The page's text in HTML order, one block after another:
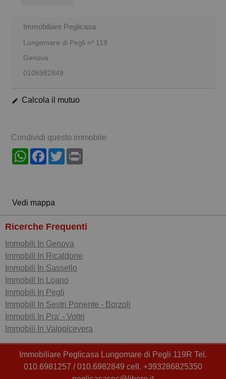
Immobiliare Peglicasa
Lungomare di Pegli nº 119
Genova
0106982849
Calcola il mutuo
Condividi questo immobile
WhatsAppFacebook
Twitter
Vedi mappa
Ricerche Frequenti
Immobili In Genova
Immobili In Ricaldone
Immobili In Sassello
Immobili In Loano
Immobili In Pegli
Immobili In Sestri Ponente - Borzoli
Immobili In Pra' - Voltri
Immobili In Valpolcevera
Immobiliare Peglicasa Lungomare di Pegli 119R Tel.
010.6981257 / 010.6982849 cell. +393286825350